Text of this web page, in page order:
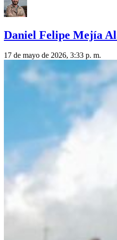
Daniel Felipe Mejía
17 de mayo de 2026, 3:33 p. m.